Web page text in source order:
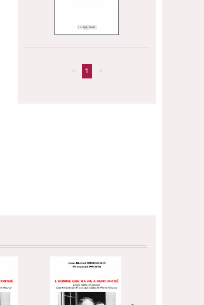
< 1 >